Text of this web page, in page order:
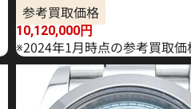
参考買取価格
10,120,000円
※2024年1月時点の参考買取価